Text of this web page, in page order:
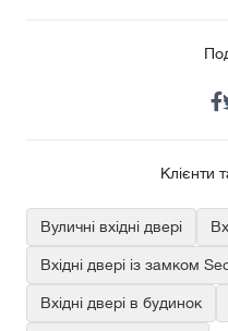
Клієнти
Вуличні вхідні двері
Вхідні двері із замком
Вхідні двері в будинок